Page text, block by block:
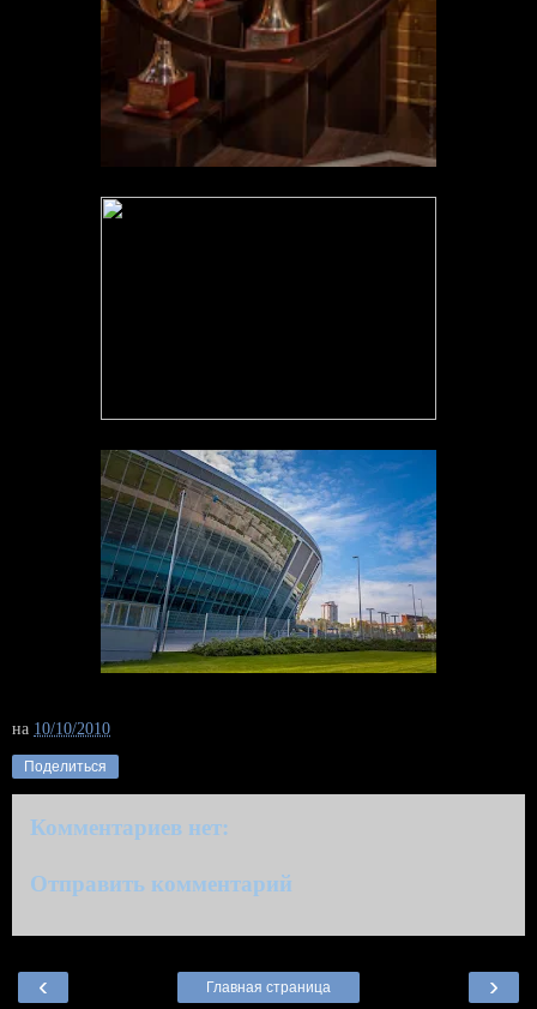
на 10/10/2010
Поделиться
Комментариев нет:
Отправить комментарий
‹ ›
Главная страница